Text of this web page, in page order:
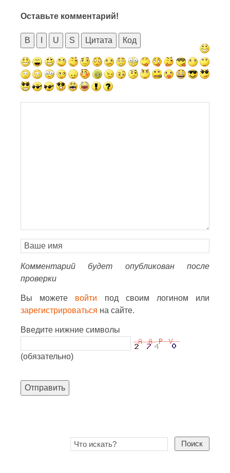
Оставьте комментарий!
B U S Цитата Код
Комментарий будет опубликован после
проверки
Вы можете войти под своим логином или
зарегистрироваться на сайте.
Введите нижние символы
(обязательно)
Отправить
Поиск